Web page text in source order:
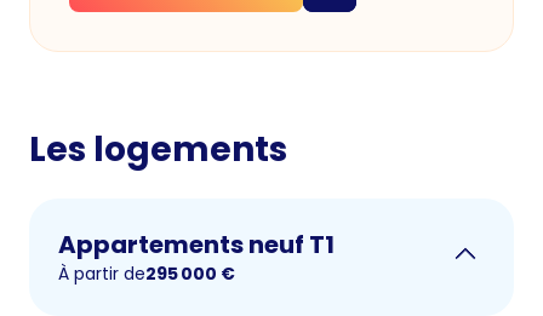
Les logements
Appartements neuf T1
À partir de295 000 €